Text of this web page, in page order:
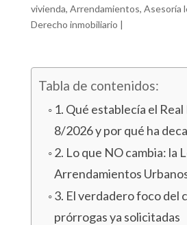
vivienda, Arrendamientos, Asesoría
Derecho inmobiliario |
Tabla de contenidos:
1. Qué establecía el
8/2026 y por qué ha
2. Lo que NO cambia: la
Arrendamientos
3. El verdadero foco del
prórrogas ya solicitadas